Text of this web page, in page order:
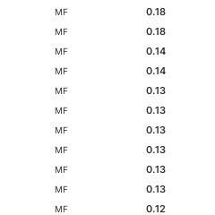
MF
0.18
MF
0.18
MF
0.14
MF
0.14
MF
0.13
MF
0.13
MF
0.13
MF
0.13
MF
0.13
MF
0.13
MF 0.12